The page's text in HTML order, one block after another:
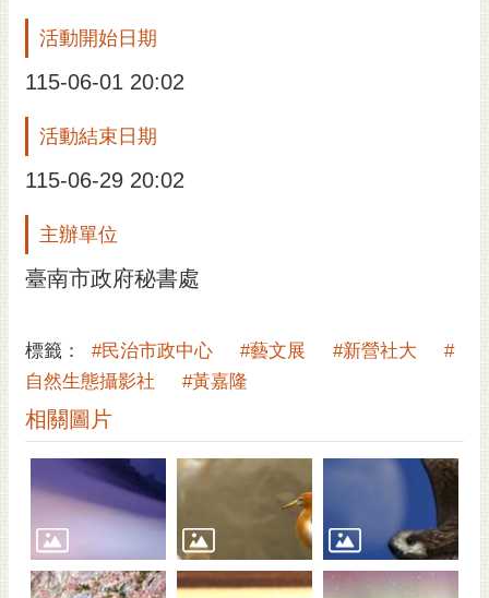
活動開始日期
115-06-01 20:02
活動結束日期
115-06-29 20:02
主辦單位
臺南市政府秘書處
標籤： #民治市政中心 #藝文展 #新營社大
#
自然生態攝影社
#黃嘉隆
相關圖片